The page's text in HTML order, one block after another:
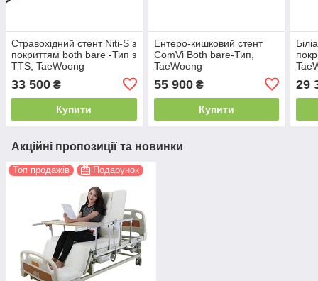
Стравохідний стент Niti-S з
покриттям both bare -Тип з
TTS, TaeWoong
33 500 ₴
Купити
Ентеро-кишковий стент
ComVi Both bare-Тип,
TaeWoong
55 900₴
Купити
29
Акційні пропозиції та новинки
Топ продажів Подарунок